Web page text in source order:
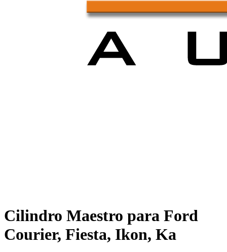
Cilindro Maestro para Ford
Courier, Fiesta, Ikon, Ka